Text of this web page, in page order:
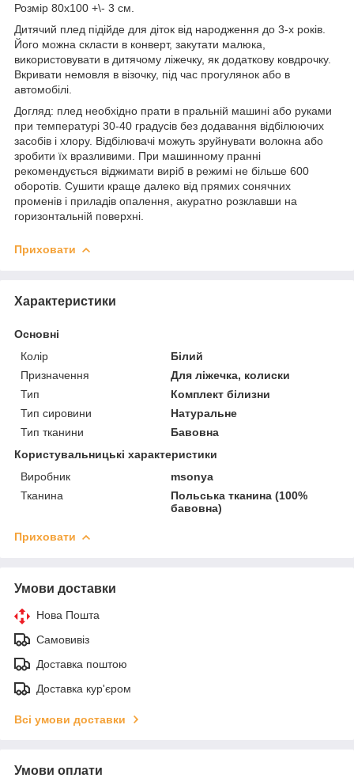
Розмір 80х100 +\- 3 см.
Дитячий плед підійде для діток від народження до 3-х років.
Його можна скласти в конверт, закутати малюка,
використовувати в дитячому ліжечку, як додаткову ковдрочку.
Вкривати немовля в візочку, під час прогулянок або в
автомобілі.
Догляд: плед необхідно прати в пральній машині або руками
при температурі 30-40 градусів без додавання відбілюючих
засобів і хлору. Відбілювачі можуть зруйнувати волокна або
зробити їх вразливими. При машинному пранні
рекомендується віджимати виріб в режимі не більше 600
оборотів. Сушити краще далеко від прямих сонячних
променів і приладів опалення, акуратно розклавши на
горизонтальній поверхні.
Приховати
Характеристики
Основні
Колір
Білий
Призначення
Для ліжечка, колиски
Тип
Комплект білизни
Тип сировини
Натуральне
Тип тканини
Бавовна
Користувальницькі характеристики
Виробник
msonya
Тканина
Польська тканина (100%
бавовна)
Приховати
Умови доставки
Нова Пошта
Самовивіз
Доставка поштою
Доставка кур'єром
Всі умови доставки
Умови оплати